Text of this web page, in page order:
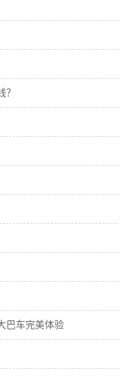
？
巴车完美体验